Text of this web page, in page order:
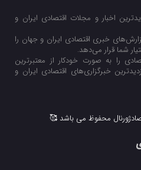
اخبار و مجلات اقتصادی ایران و
خبری اقتصادی ایران و جهان را
شما قرار می‌‌دهد.
را به صورت خودکار از معتبرترین
خبرگزاری‌های اقتصادی ایران و
محفوظ می باشد 🥰